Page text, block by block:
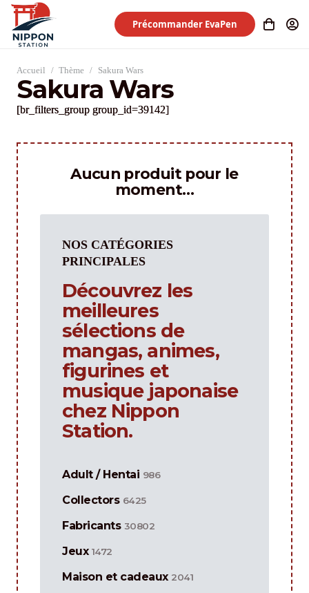
Précommander EvaPen
Accueil / Thème / Sakura Wars
Sakura Wars
[br_filters_group group_id=39142]
Aucun produit pour le
moment…
NOS CATÉGORIES
PRINCIPALES
Découvrez les
meilleures
sélections de
mangas, animes,
figurines et
musique japonaise
chez Nippon
Station.
Adult / Hentai 986
Collectors 6425
Fabricants 30802
Jeux 1472
Maison et cadeaux 2041